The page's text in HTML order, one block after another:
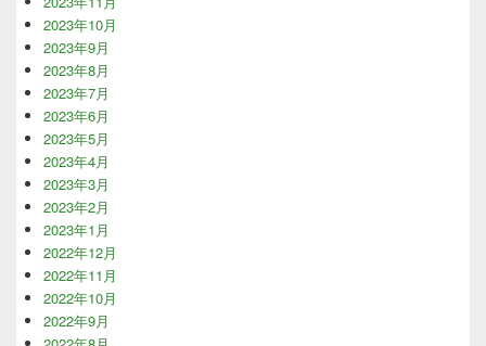
2023年10月
2023年9月
2023年8月
2023年7月
2023年6月
2023年5月
2023年4月
2023年3月
2023年2月
2023年1月
2022年12月
2022年11月
2022年10月
2022年9月